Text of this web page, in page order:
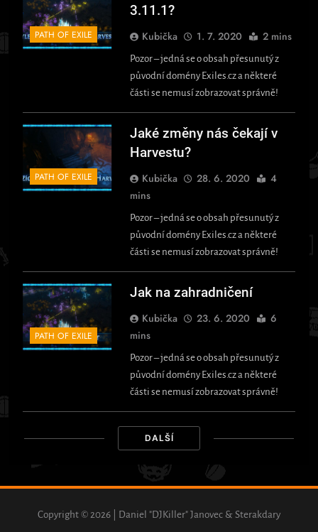
PATH OF EXILE
3.11.1?
Kubička 1. 7. 2020 2 mins
Pozor – jedná se o obsah přesunutý z
původní domény Exiles.cz a některé
části se nemusí zobrazovat správně!
PATH OF EXILE
Jaké změny nás čekají v
Harvestu?
Kubička 28. 6. 2020
4
mins
Pozor – jedná se o obsah přesunutý z
původní domény Exiles.cz a některé
části se nemusí zobrazovat správně!
PATH OF EXILE
Jak na zahradničení
Kubička 23. 6. 2020
6
mins
Pozor – jedná se o obsah přesunutý z
původní domény Exiles.cz a některé
části se nemusí zobrazovat správně!
DALŠÍ
Copyright © 2026 | Daniel "DJKiller" Janovec & Sterakdary